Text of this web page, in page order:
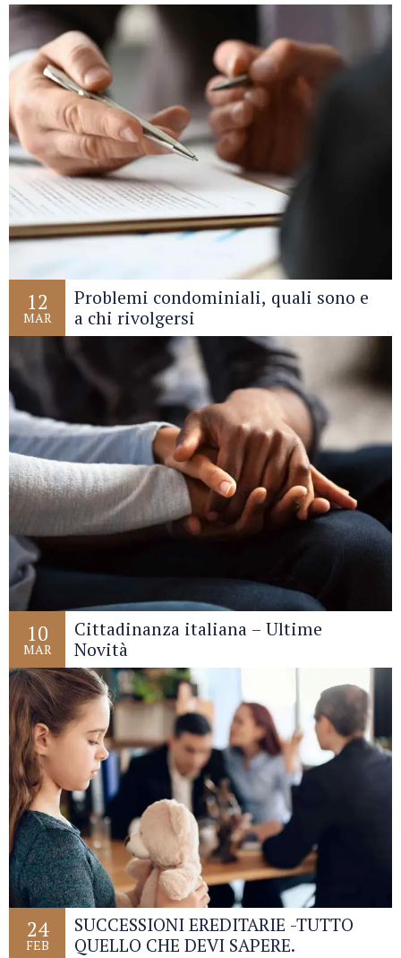
12
MAR
Problemi condominiali, quali sono e
a chi rivolgersi
10
MAR
Cittadinanza italiana – Ultime
Novità
24
FEB
SUCCESSIONI EREDITARIE -TUTTO
QUELLO CHE DEVI SAPERE.